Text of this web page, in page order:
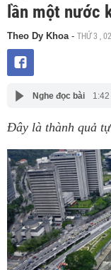
lần một nước
Theo Dy Khoa- THỨ 3 ,
Nghe đọc bài 1:42
Đây là thành quả